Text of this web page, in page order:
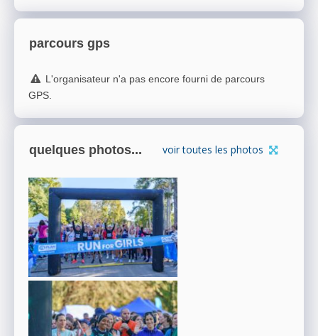
parcours gps
L'organisateur n'a pas encore fourni de parcours
GPS.
quelques photos... voir toutes les photos